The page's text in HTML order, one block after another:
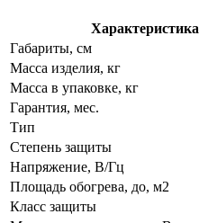
Характеристика
Габариты, см
Масса изделия, кг
Масса в упаковке, кг
Гарантия, мес.
Тип
Степень защиты
Напряжение, В/Гц
Площадь обогрева, до, м2
Класс защиты